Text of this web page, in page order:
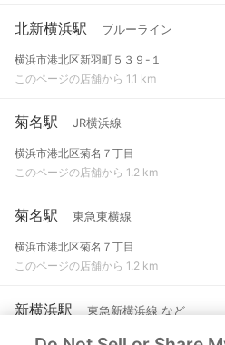
北新横浜駅 ブルーライン
横浜市港北区新羽町５３９-１
このページの店舗から 1.1 km
菊名駅 JR横浜線
横浜市港北区菊名７丁目
このページの店舗から 1.2 km
菊名駅 東急東横線
横浜市港北区菊名７丁目
このページの店舗から 1.2 km
新横浜駅 東急新横浜線 など
横浜市港北区新横浜3丁目7番2号